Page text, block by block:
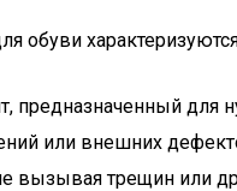
обуви
предназначенный для
или внешних
вызывая трещин или